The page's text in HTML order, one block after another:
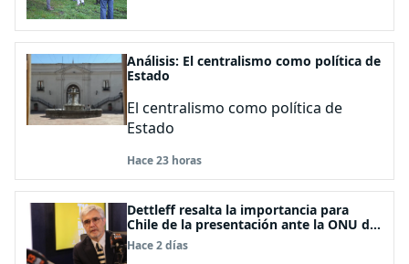
Análisis: El centralismo como política de
Estado
El centralismo como política de
Estado
Hace 23 horas
Dettleff resalta la importancia para
Chile de la presentación ante la ONU de
la Plataforma Continental Extendida del
Archipiélago Juan Fernández
Hace 2 días